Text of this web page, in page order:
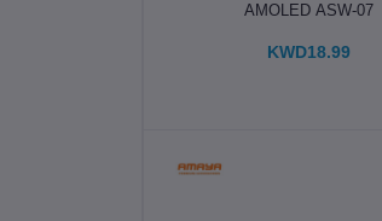
AMOLED ASW-07
KWD18.99